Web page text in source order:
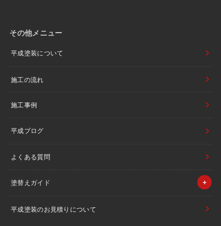
その他メニュー
平成塗装について
施工の流れ
施工事例
平成ブログ
よくある質問
塗替えガイド
平成塗装のお見積りについて